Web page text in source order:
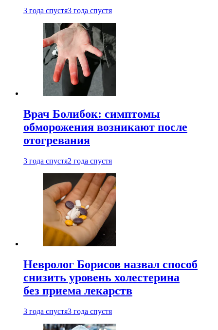
3 года спустя3 года спустя
Врач Болибок: симптомы
обморожения возникают после
отогревания
3 года спустя2 года спустя
Невролог Борисов назвал способ
снизить уровень холестерина
без приема лекарств
3 года спустя3 года спустя